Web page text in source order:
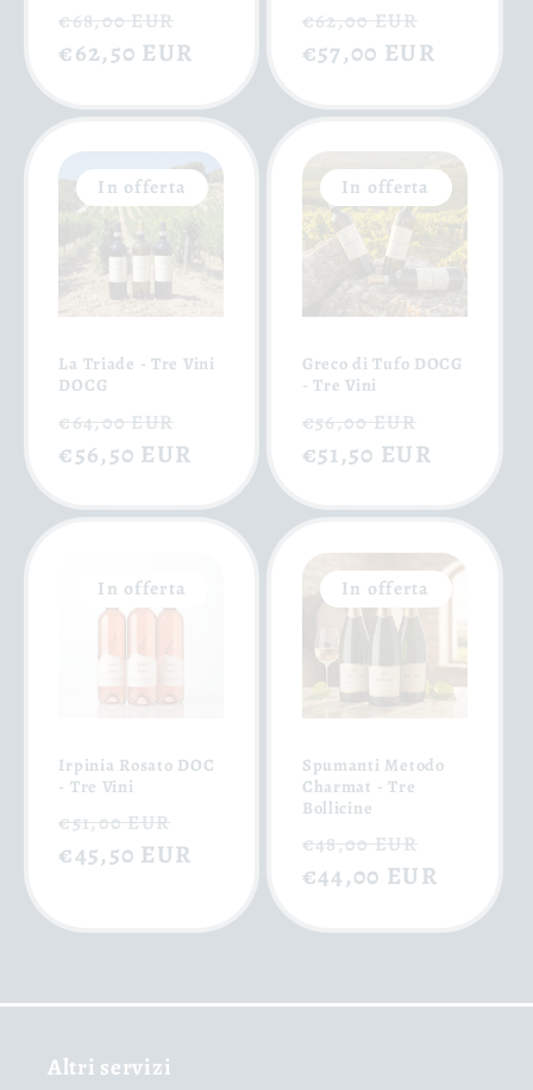
Prezzo
di
€68,00 EUR
scontato
€62,50 EUR
Prezzo
di
€62,00 EUR
€57,00 EUR
In offerta
La Triade - Tre Vini
DOCG
Prezzo
di
€64,00 EUR
scontato
€56,50 EUR
In offerta
Greco di Tufo DOCG
- Tre Vini
Prezzo
di
€56,00 EUR
€51,50 EUR
In offerta
Irpinia Rosato DOC
- Tre Vini
Prezzo
di
€51,00 EUR
scontato
€45,50 EUR
In offerta
Spumanti Metodo
Charmat - Tre
Bollicine
Prezzo
di
€48,00 EUR
€44,00 EUR
Altri servizi